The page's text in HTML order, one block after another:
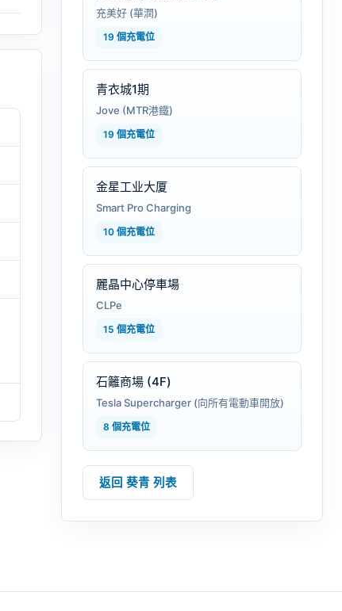
充美好 (華潤)
19 個充電位
青衣城1期
Jove (MTR港鐵)
19 個充電位
金星工业大厦
Smart Pro Charging
10 個充電位
麗晶中心停車場
CLPe
15 個充電位
石籬商場 (4F)
Tesla Supercharger (向所有電動車開放)
8 個充電位
返回 葵青 列表